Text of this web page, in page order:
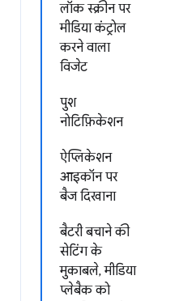
लॉक स्क्रीन पर
मीडिया कंट्रोल
करने वाला
विजेट
पुश
नोटिफ़िकेशन
ऐप्लिकेशन
आइकॉन पर
बैज दिखाना
बैटरी बचाने की
सेटिंग के
मुकाबले, मीडिया
प्लेबैक को